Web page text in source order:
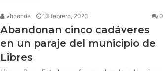
vhconde 13 febrero, 2023 0
Abandonan cinco cadáveres
en un paraje del municipio de
Libres